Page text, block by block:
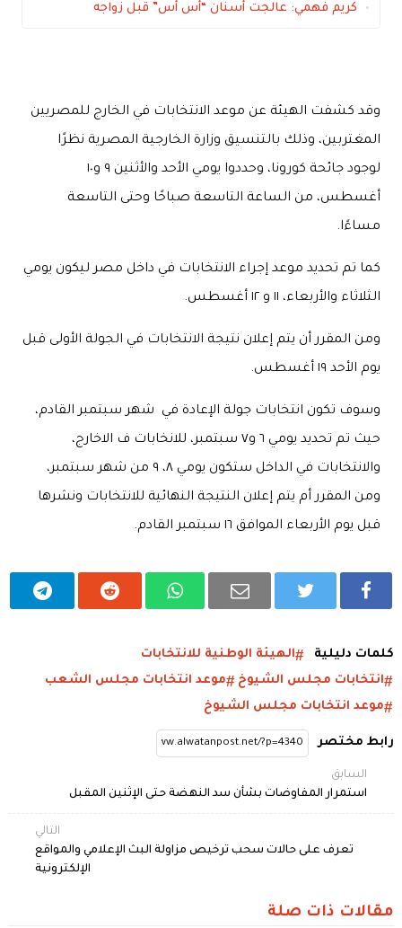
كريم فهمي: عالجت أسنان “أس أس” قبل زواجه
وقد كشفت الهيئة عن موعد الانتخابات في الخارج للمصريين
المغتربين، وذلك بالتنسيق وزارة الخارجية المصرية نظرًا
لوجود جائحة كورونا، وحددوا يومي الأحد والأثنين ٩ و١٠
أغسطس، من الساعة التاسعة صباحًا وحتى التاسعة
مساءًا.
كما تم تحديد موعد إجراء الانتخابات في داخل مصر ليكون يومي
الثلاثاء والأربعاء، ١١ و ١٢ أغسطس.
ومن المقرر أن يتم إعلان نتيجة الانتخابات في الجولة الأولى قبل
يوم الأحد ١٩ أغسطس.
وسوف تكون انتخابات جولة الإعادة في شهر سبتمبر القادم،
حيث تم تحديد يومي ٦ و٧ سبتمبر، للانخابات ف الاخارج،
والانتخابات في الداخل ستكون يومي ٨، ٩ من شهر سبتمبر،
ومن المقرر أم يتم إعلان النتيجة النهائية للانتخابات ونشرها
قبل يوم الأربعاء الموافق ١٦ سبتمبر القادم.
كلمات دليلية
الهيئة الوطنية للانتخابات
انتخابات مجلس الشيوخ
موعد انتخابات مجلس الشعب
موعد انتخابات مجلس الشيوخ
رابط مختصر
السابق
استمرار المفاوضات بشأن سد النهضة حتى الإثنين المقبل
التالي
تعرف على حالات سحب ترخيص مزاولة البث الإعلامي والمواقع
الإلكترونية
مقالات ذات صلة